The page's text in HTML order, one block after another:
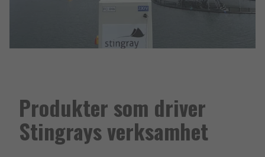
Produkter som driver
Stingrays verksamhet